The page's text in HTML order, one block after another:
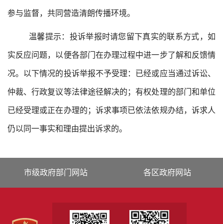
参与监督，共同营造清朗传播环境。
温馨提示：投诉举报时请您留下真实的联系方式，如
实反应问题，以便各部门在办理过程中进一步了解和反馈情
况。以下情况的投诉举报不予受理：已经或应当通过诉讼、
仲裁、行政复议等法律途径解决的；有权处理的部门和单位
已经受理或正在办理的；诉求事项已依法依规办结，诉求人
仍以同一事实和理由提出诉求的。
市级政府部门网站 各区政府网站